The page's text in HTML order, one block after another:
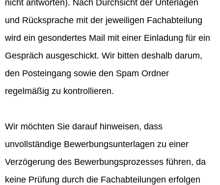
nicht antworten). Nach Durchsicht der Unterlagen
und Rücksprache mit der jeweiligen Fachabteilung
wird ein gesondertes Mail mit einer Einladung für ein
Gespräch ausgeschickt. Wir bitten deshalb darum,
den Posteingang sowie den Spam Ordner
regelmäßig zu kontrollieren.
Wir möchten Sie darauf hinweisen, dass
unvollständige Bewerbungsunterlagen zu einer
Verzögerung des Bewerbungsprozesses führen, da
keine Prüfung durch die Fachabteilungen erfolgen